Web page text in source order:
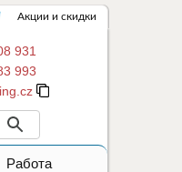
Акции и скидки
931
993
Работа